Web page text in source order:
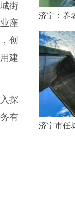
街
座
创
建
探
有
济宁：养
济宁市任